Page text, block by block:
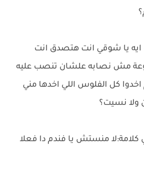
يا شوقي انت هتصدق انت
مش نصابه علشان تنصب عليه
كل الفلوس اللي اخدها مني
ولا نسيت؟
منستش يا فندم دا فعلا